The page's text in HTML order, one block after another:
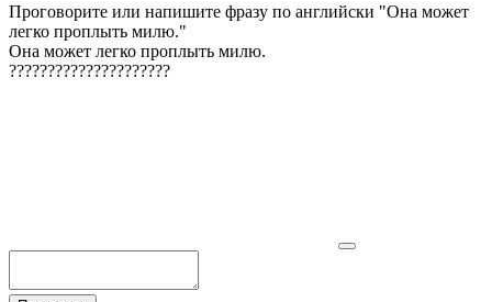
Проговорите или напишите фразу по английски "Она может
легко проплыть милю."
Она может легко проплыть милю.
?????????????????????